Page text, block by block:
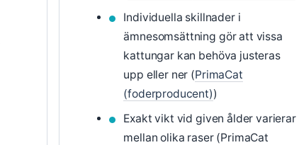
Individuella skillnader i
ämnesomsättning gör att vissa
kattungar kan behöva justeras
upp eller ner (PrimaCat
(foderproducent))
Exakt vikt vid given ålder varierar
mellan olika raser (PrimaCat